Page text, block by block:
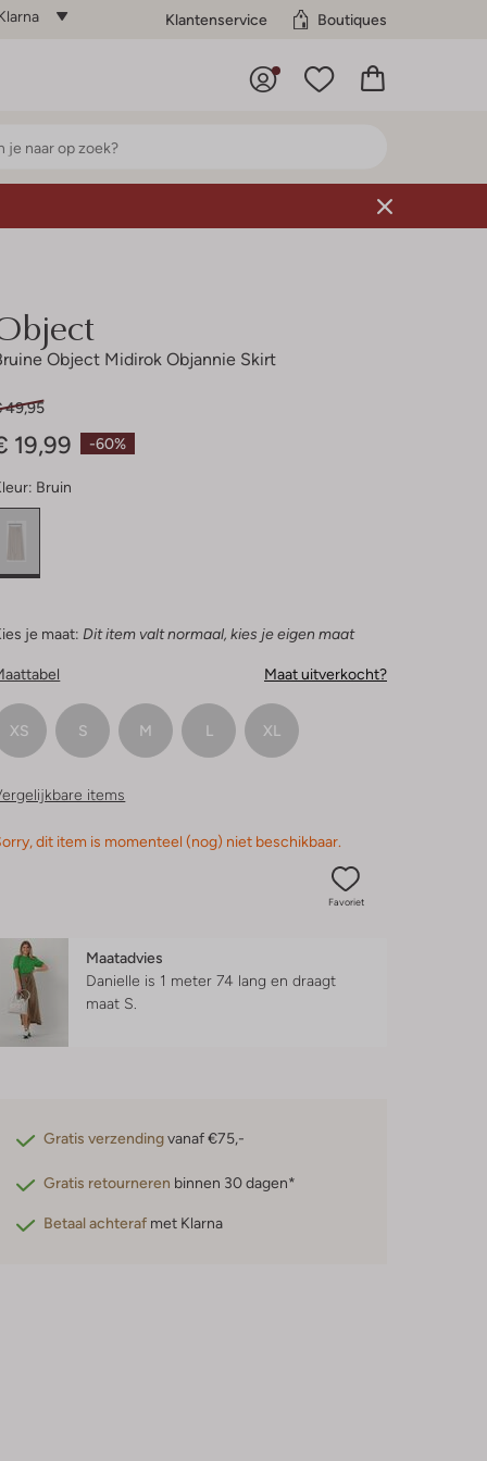
Klantenservice Boutiques
Object Midirok Objannie Skirt
-60%
49,95
19,99
Bruin
je maat: Dit item valt normaal, kies je eigen maat
Maat uitverkocht?
XS S M L XL
items
dit item is momenteel (nog) niet beschikbaar.
Favoriet
Maatadvies
Danielle is 1 meter 74 lang en draagt
maat S.
Gratis verzendingvanaf €75,-
Gratis retourneren binnen 30 dagen*
Betaal achteraf met Klarna